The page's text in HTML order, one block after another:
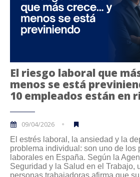
El riesgo laboral que
menos se está
10 empleados están en
09/04/2026
El estrés laboral, la ansiedad y la
problema individual: son uno de los
laborales en España. Según la
Seguridad y la Salud en el Trabajo,